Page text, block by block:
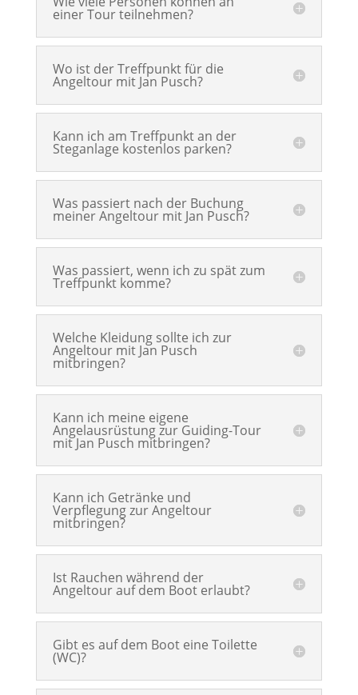
einer Tour teilnehmen?
Wo ist der Treffpunkt für die
Angeltour mit Jan Pusch?
Kann ich am Treffpunkt an der
Steganlage kostenlos parken?
Was passiert nach der Buchung
meiner Angeltour mit Jan Pusch?
Was passiert, wenn ich zu spät zum
Treffpunkt komme?
Welche Kleidung sollte ich zur
Angeltour mit Jan Pusch
mitbringen?
Kann ich meine eigene
Angelausrüstung zur Guiding-Tour
mit Jan Pusch mitbringen?
Kann ich Getränke und
Verpflegung zur Angeltour
mitbringen?
Ist Rauchen während der
Angeltour auf dem Boot erlaubt?
Gibt es auf dem Boot eine Toilette
(WC)?